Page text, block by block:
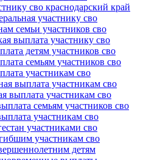
сво краснодарский край
участнику сво
семьи участников сво
выплата участнику сво
детям участников сво
семьям участников сво
участникам сво
выплата участникам сво
выплата участникам сво
семьям участников сво
участникам сво
участниками сво
участникам сво
детям